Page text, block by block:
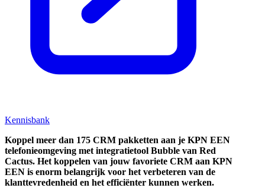
Kennisbank
Koppel meer dan 175 CRM pakketten aan je KPN EEN
telefonieomgeving met integratietool Bubble van Red
Cactus. Het koppelen van jouw favoriete CRM aan KPN
EEN is enorm belangrijk voor het verbeteren van de
klanttevredenheid en het efficiënter kunnen werken.